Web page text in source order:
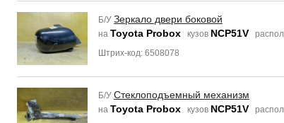
Б/У Зеркало двери боковой
на Toyota Probox кузов NCP51V
Штрих-код: 6508078
Б/У Стеклоподъемный механизм
на Toyota Probox кузов NCP51V